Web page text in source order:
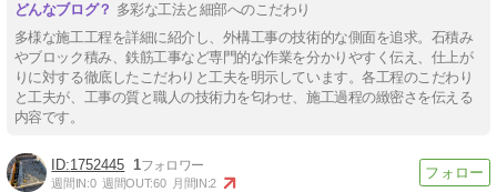
多彩な工法と細部へのこだわり
多様な施工工程を詳細に紹介し、外構工事の技術的な側面を追求。石積み
やブロック積み、鉄筋工事など専門的な作業を分かりやすく伝え、仕上が
りに対する徹底したこだわりと工夫を明示しています。各工程のこだわり
と工夫が、工事の質と職人の技術力を匂わせ、施工過程の緻密さを伝える
内容です。
1752445 1
週間IN:0 週間OUT:60 月間IN:2